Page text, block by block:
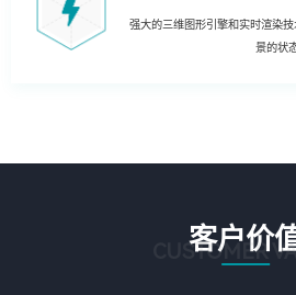
强大的三维图形引擎和实时渲染
景的状
客户价
CUSTOMER